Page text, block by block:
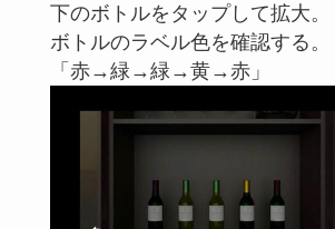
下のボトルをタップして拡大。
ボトルのラベル色を確認する。
「赤→緑→緑→黄→赤」